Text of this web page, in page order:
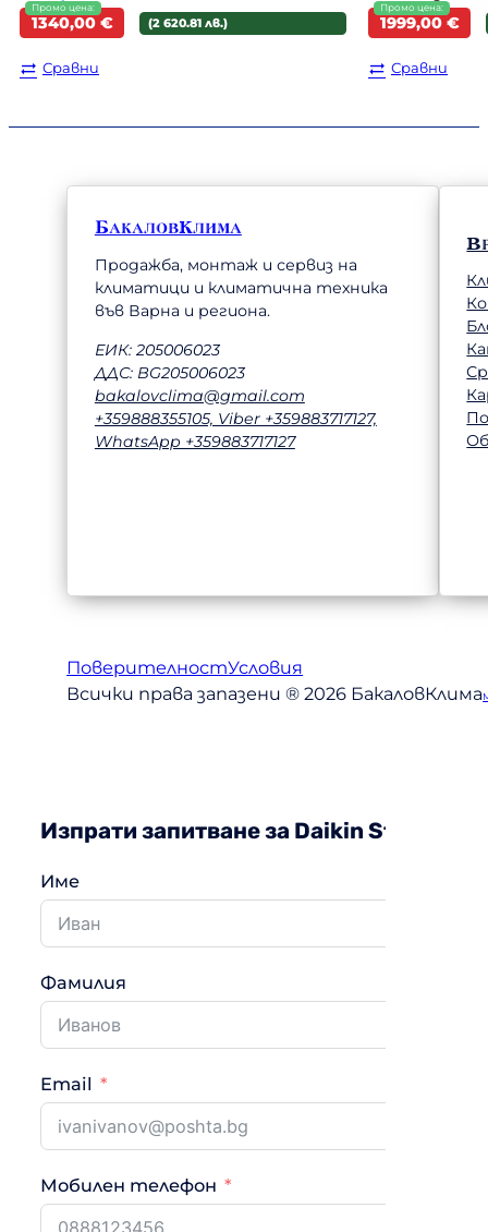
Original
price
was:
1340,00 €
Текущата
цена
е:
(2 620.81 лв.)
Сравни
Original
price
was:
1999,00 €
Текущата
цена
е:
Сравни
БакаловКлима
Продажба, монтаж и сервиз на
климатици и климатична техника
във Варна и региона.
ЕИК: 205006023
ДДС: BG205006023
bakalovclima@gmail.com
+359888355105, Viber +359883717127,
WhatsApp +359883717127
ПоверителностУсловия
Всички права запазени ® 2026 БакаловКлима
Изпрати запитване за Daikin Stylish
Име
Фамилия
Email
Мобилен телефон